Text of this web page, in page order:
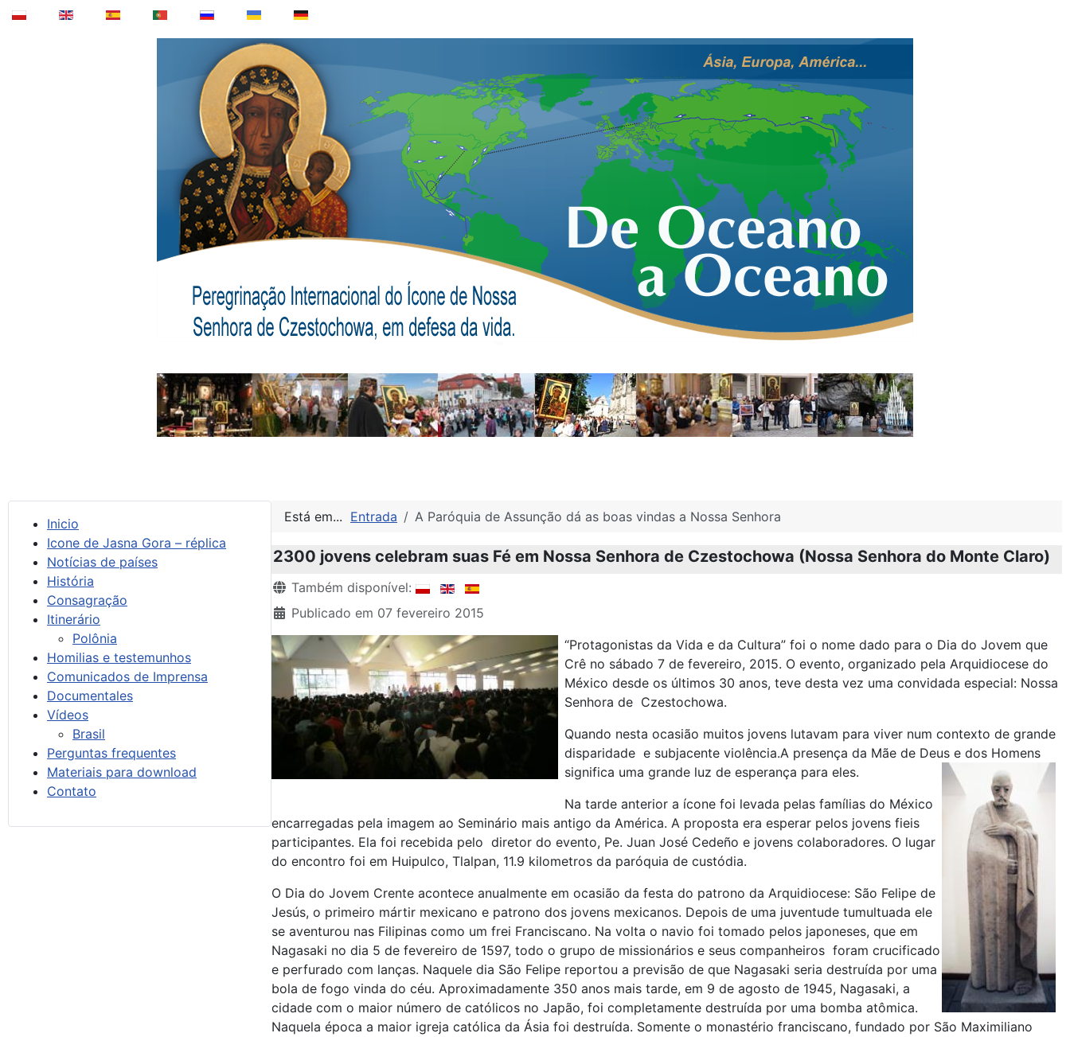
Inicio
Icone de Jasna Gora – réplica
Notícias de países
História
Consagração
Itinerário
Polônia
Homilias e testemunhos
Comunicados de Imprensa
Documentales
Vídeos
Brasil
Perguntas frequentes
Materiais para download
Contato
Está em... Entrada A Paróquia de Assunção dá as boas vindas a Nossa Senhora
2300 jovens celebram suas Fé em Nossa Senhora de Czestochowa (Nossa Senhora do Monte Claro)
Detalhes
Também disponível:
Publicado em 07 fevereiro 2015
“Protagonistas da Vida e da Cultura” foi o nome dado para o Dia do Jovem que
Crê no sábado 7 de fevereiro, 2015. O evento, organizado pela Arquidiocese do
México desde os últimos 30 anos, teve desta vez uma convidada especial: Nossa
Senhora de Czestochowa.
Quando nesta ocasião muitos jovens lutavam para viver num contexto de grande
disparidade e subjacente violência.A presença da Mãe de Deus e dos Homens
significa uma grande luz de esperança para eles.
Na tarde anterior a ícone foi levada pelas famílias do México
encarregadas pela imagem ao Seminário mais antigo da América. A proposta era esperar pelos jovens fieis
participantes. Ela foi recebida pelo diretor do evento, Pe. Juan José Cedeño e jovens colaboradores. O lugar
do encontro foi em Huipulco, Tlalpan, 11.9 kilometros da paróquia de custódia.
O Dia do Jovem Crente acontece anualmente em ocasião da festa do patrono da Arquidiocese: São Felipe de
Jesús, o primeiro mártir mexicano e patrono dos jovens mexicanos. Depois de uma juventude tumultuada ele
se aventurou nas Filipinas como um frei Franciscano. Na volta o navio foi tomado pelos japoneses, que em
Nagasaki no dia 5 de fevereiro de 1597, todo o grupo de missionários e seus companheiros foram crucificado
e perfurado com lanças. Naquele dia São Felipe reportou a previsão de que Nagasaki seria destruída por uma
bola de fogo vinda do céu. Aproximadamente 350 anos mais tarde, em 9 de agosto de 1945, Nagasaki, a
cidade com o maior número de católicos no Japão, foi completamente destruída por uma bomba atômica.
Naquela época a maior igreja católica da Ásia foi destruída. Somente o monastério franciscano, fundado por São Maximiliano